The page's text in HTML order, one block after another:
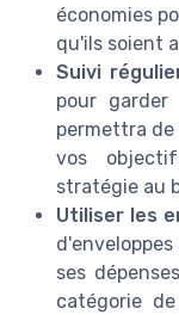
économies
qu'ils soient
Suivi
pour
permettra de
vos
stratégie au
Utiliser les
ses
catégorie